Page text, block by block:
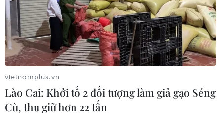
Kịp thời đưa ngư dân bị nạn trên biển về
đất liền an toàn
30/11/2018 04:16
Do bất cẩn, ngư dân Nguyễn Văn Dũng bị dây curoa
trên tàu cuốn làm rách nách, vết thương ăn sâu vào cơ
thể nên đã đề nghị lực lượng chức năng cấp cứu khẩn
cấp.
vietnamplus.vn
Lào Cai: Khởi tố 2 đối tượng làm giả gạo Séng
Cù, thu giữ hơn 22 tấn